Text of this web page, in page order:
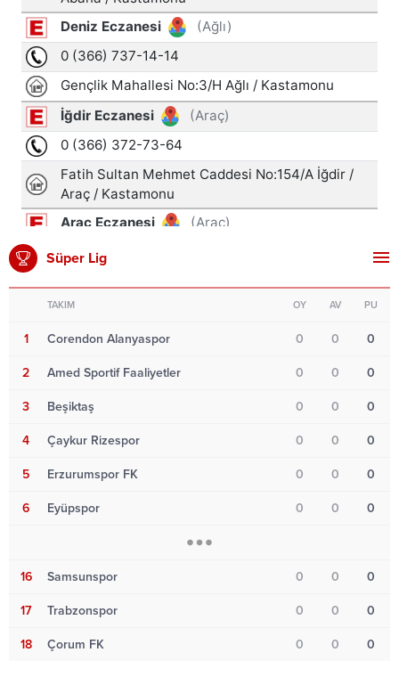
Süper Lig
TAKIM OY AV PU
1 Corendon Alanyaspor 0 0 0
2 Amed Sportif Faaliyetler 0 0 0
3 Beşiktaş 0 0 0
4 Çaykur Rizespor 0 0 0
5 Erzurumspor FK 0 0 0
6 Eyüpspor 0 0 0
16 Samsunspor 0 0 0
17 Trabzonspor 0 0 0
18 Çorum FK 0 0 0